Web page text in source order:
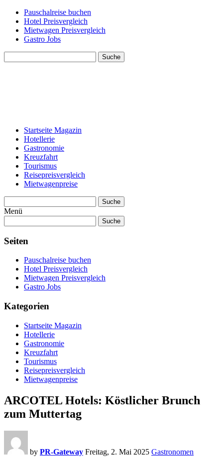
Pauschalreise buchen
Hotel Preisvergleich
Mietwagen Preisvergleich
Gastro Jobs
Suche
Startseite Magazin
Hotellerie
Gastronomie
Kreuzfahrt
Tourismus
Reisepreisvergleich
Mietwagenpreise
Suche
Menü
Suche
Seiten
Pauschalreise buchen
Hotel Preisvergleich
Mietwagen Preisvergleich
Gastro Jobs
Kategorien
Startseite Magazin
Hotellerie
Gastronomie
Kreuzfahrt
Tourismus
Reisepreisvergleich
Mietwagenpreise
ARCOTEL Hotels: Köstlicher Brunch
zum Muttertag
by PR-Gateway Freitag, 2. Mai 2025 Gastronomen